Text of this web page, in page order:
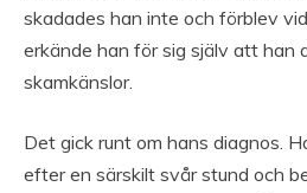
skadades han inte och förblev
erkände han för sig själv att han
skamkänslor.
Det gick runt om hans diagnos.
efter en särskilt svår stund och